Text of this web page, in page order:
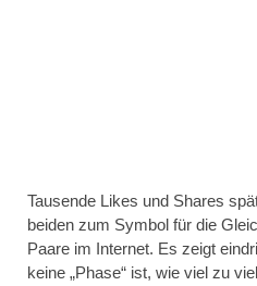
Tausende Likes und Shares
beiden zum Symbol für die
Paare im Internet. Es zeigt
keine „Phase“ ist, wie viel zu